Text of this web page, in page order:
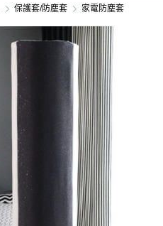
保護套/防塵套 家電防塵套